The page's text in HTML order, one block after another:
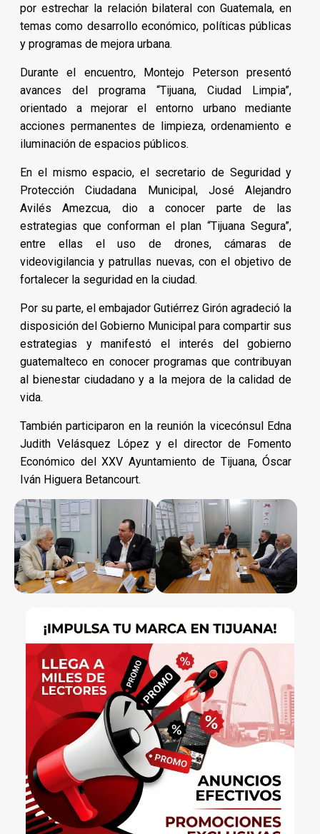
por estrechar la relación bilateral con Guatemala, en
temas como desarrollo económico, políticas públicas
y programas de mejora urbana.
Durante el encuentro, Montejo Peterson presentó
avances del programa “Tijuana, Ciudad Limpia”,
orientado a mejorar el entorno urbano mediante
acciones permanentes de limpieza, ordenamiento e
iluminación de espacios públicos.
En el mismo espacio, el secretario de Seguridad y
Protección Ciudadana Municipal, José Alejandro
Avilés Amezcua, dio a conocer parte de las
estrategias que conforman el plan “Tijuana Segura”,
entre ellas el uso de drones, cámaras de
videovigilancia y patrullas nuevas, con el objetivo de
fortalecer la seguridad en la ciudad.
Por su parte, el embajador Gutiérrez Girón agradeció la
disposición del Gobierno Municipal para compartir sus
estrategias y manifestó el interés del gobierno
guatemalteco en conocer programas que contribuyan
al bienestar ciudadano y a la mejora de la calidad de
vida.
También participaron en la reunión la vicecónsul Edna
Judith Velásquez López y el director de Fomento
Económico del XXV Ayuntamiento de Tijuana, Óscar
Iván Higuera Betancourt.